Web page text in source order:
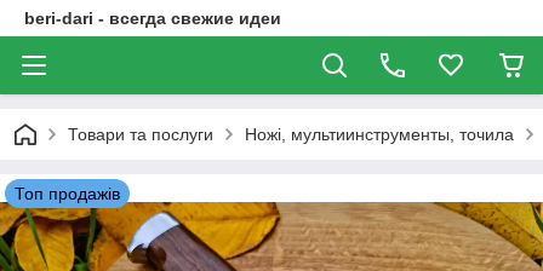
beri-dari - всегда свежие идеи
Товари та послуги Ножі, мультиинструменты, точила
Топ продажів